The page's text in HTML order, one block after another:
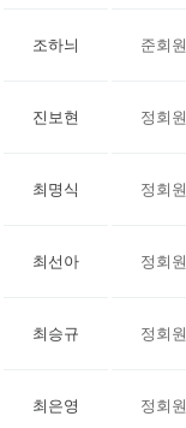
조하늬 준회원
진보현 정회원
최명식 정회원
최선아 정회원
최승규 정회원
최은영 정회원